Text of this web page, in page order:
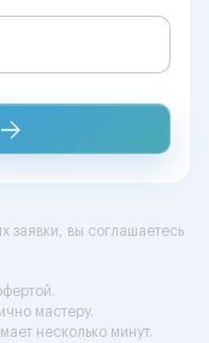
заявки, вы соглашаетесь
мастеру.
несколько минут.